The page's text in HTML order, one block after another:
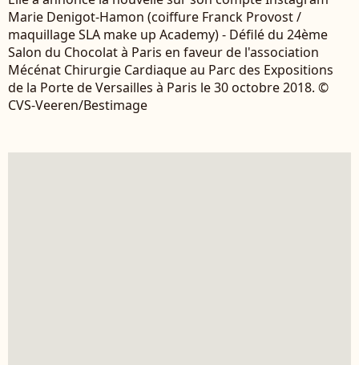
Marie Denigot-Hamon (coiffure Franck Provost /
maquillage SLA make up Academy) - Défilé du 24ème
Salon du Chocolat à Paris en faveur de l'association
Mécénat Chirurgie Cardiaque au Parc des Expositions
de la Porte de Versailles à Paris le 30 octobre 2018. ©
CVS-Veeren/Bestimage